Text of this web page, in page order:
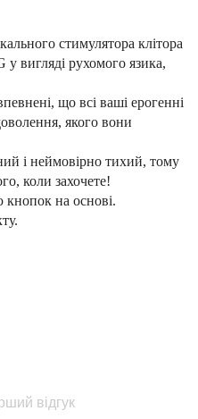
стимулятора клітора
у вигляді рухомого язика,
що всі ваші ерогенні
якого вони
і неймовірно тихий, тому
коли захочете!
на основі.
відгук